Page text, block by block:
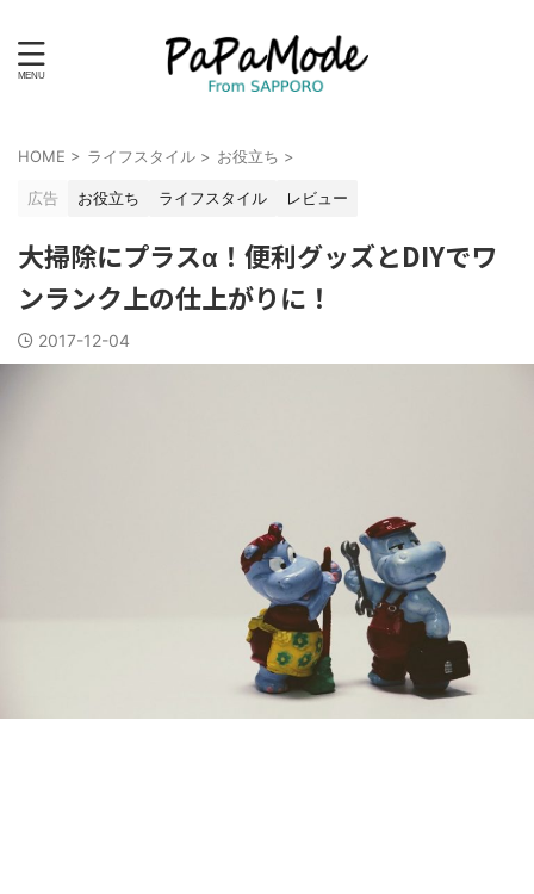
HOME > ライフスタイル > お役立ち >
広告 お役立ち ライフスタイル レビュー
大掃除にプラスα！便利グッズとDIYでワ
ンランク上の仕上がりに！
2017-12-04